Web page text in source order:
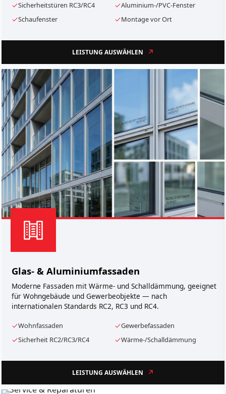
Sicherheitstüren RC3/RC4
Aluminium-/PVC-Fenster
Schaufenster
Montage vor Ort
LEISTUNG AUSWÄHLEN
Glas- & Aluminiumfassaden
Moderne Fassaden mit Wärme- und Schalldämmung, geeignet
für Wohngebäude und Gewerbeobjekte — nach
internationalen Standards RC2, RC3 und RC4.
Wohnfassaden
Gewerbefassaden
Sicherheit RC2/RC3/RC4
Wärme-/Schalldämmung
LEISTUNG AUSWÄHLEN